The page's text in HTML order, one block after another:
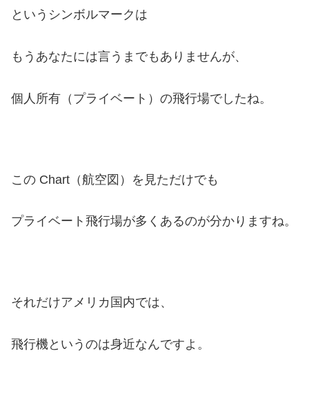
というシンボルマークは
もうあなたには言うまでもありませんが、
個人所有（プライベート）の飛行場でしたね。
この Chart（航空図）を見ただけでも
プライベート飛行場が多くあるのが分かりますね。
それだけアメリカ国内では、
飛行機というのは身近なんですよ。